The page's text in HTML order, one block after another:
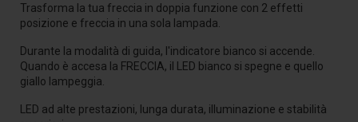
Trasforma la tua freccia in doppia funzione con 2 effetti
posizione e freccia in una sola lampada.
Durante la modalità di guida, l'indicatore bianco si accende.
Quando è accesa la FRECCIA, il LED bianco si spegne e quello
giallo lampeggia.
LED ad alte prestazioni, lunga durata, illuminazione e stabilità